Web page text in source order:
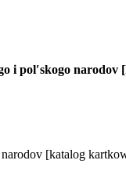
i polʹskogo
narodov [katalog